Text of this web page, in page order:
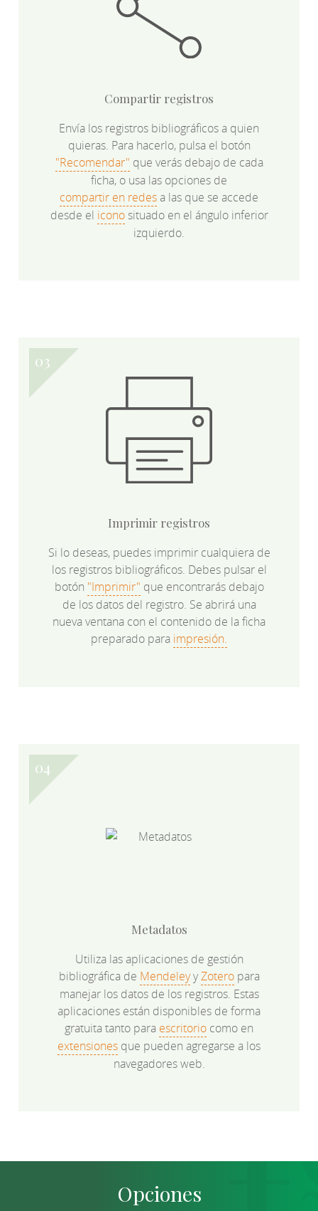
Compartir registros
Envía los registros bibliográficos a quien
quieras. Para hacerlo, pulsa el botón
"Recomendar" que verás debajo de cada
ficha, o usa las opciones de
compartir en redesa las que se accede
desde el iconosituado en el ángulo inferior
izquierdo.
Imprimir registros
Si lo deseas, puedes imprimir cualquiera de
los registros bibliográficos. Debes pulsar el
botón "Imprimir" que encontrarás debajo
de los datos del registro. Se abrirá una
nueva ventana con el contenido de la ficha
preparado para impresión.
Metadatos
Utiliza las aplicaciones de gestión
bibliográfica de MendeleyyZoteropara
manejar los datos de los registros. Estas
aplicaciones están disponibles de forma
gratuita tanto para escritorio como en
extensiones que pueden agregarse a los
navegadores web.
Opciones